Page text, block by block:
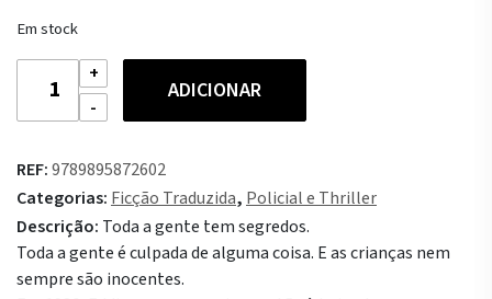
Em stock
Quantidade
O
de
Giz
-
Edição
Especial
ADICIONAR
REF:9789895872602
Categorias: Ficção Traduzida, Policial e Thriller
Descrição: Toda a gente tem segredos.
Toda a gente é culpada de alguma coisa. E as crianças nem
sempre são inocentes.